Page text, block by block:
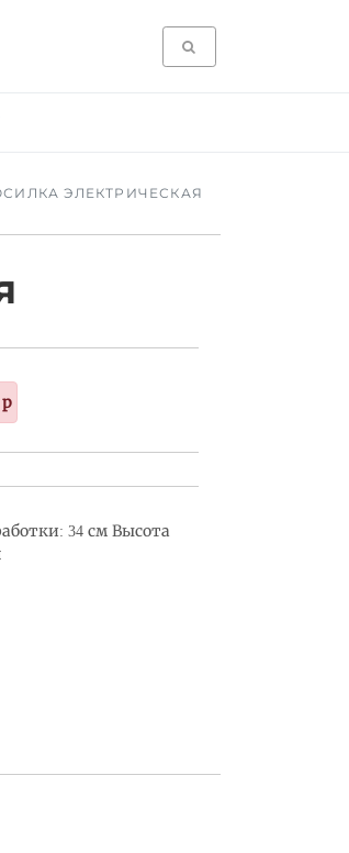
ЭЛЕКТРИЧЕСКАЯ
р
34 см Высота